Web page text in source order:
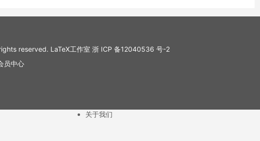
reserved. LaTeX工作室 浙 ICP 备12040536 号-2
员中心
关于我们